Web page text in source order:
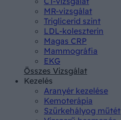
MR-vizsgálat
Triglicerid szint
LDL-koleszterin
Magas CRP
Mammográfia
EKG
Összes Vizsgálat
Kezelés
Aranyér kezelése
Kemoterápia
Szürkehályog műtét